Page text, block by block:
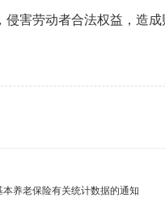
害劳动者合法权益，造
养老保险有关统计数据的通知